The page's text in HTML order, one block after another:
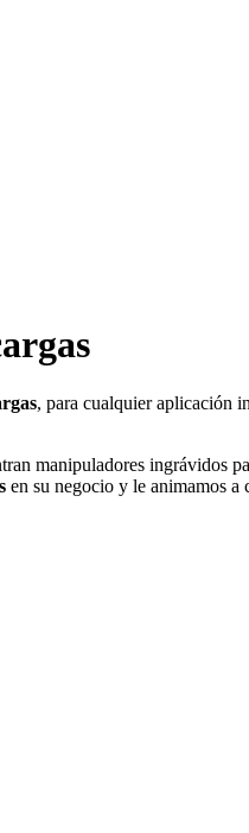
, para cualquier aplicación
manipuladores ingrávidos
en su negocio y le animamos a